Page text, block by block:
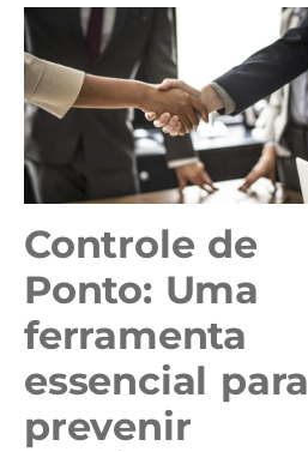
Controle de
Ponto: Uma
ferramenta
essencial para
prevenir